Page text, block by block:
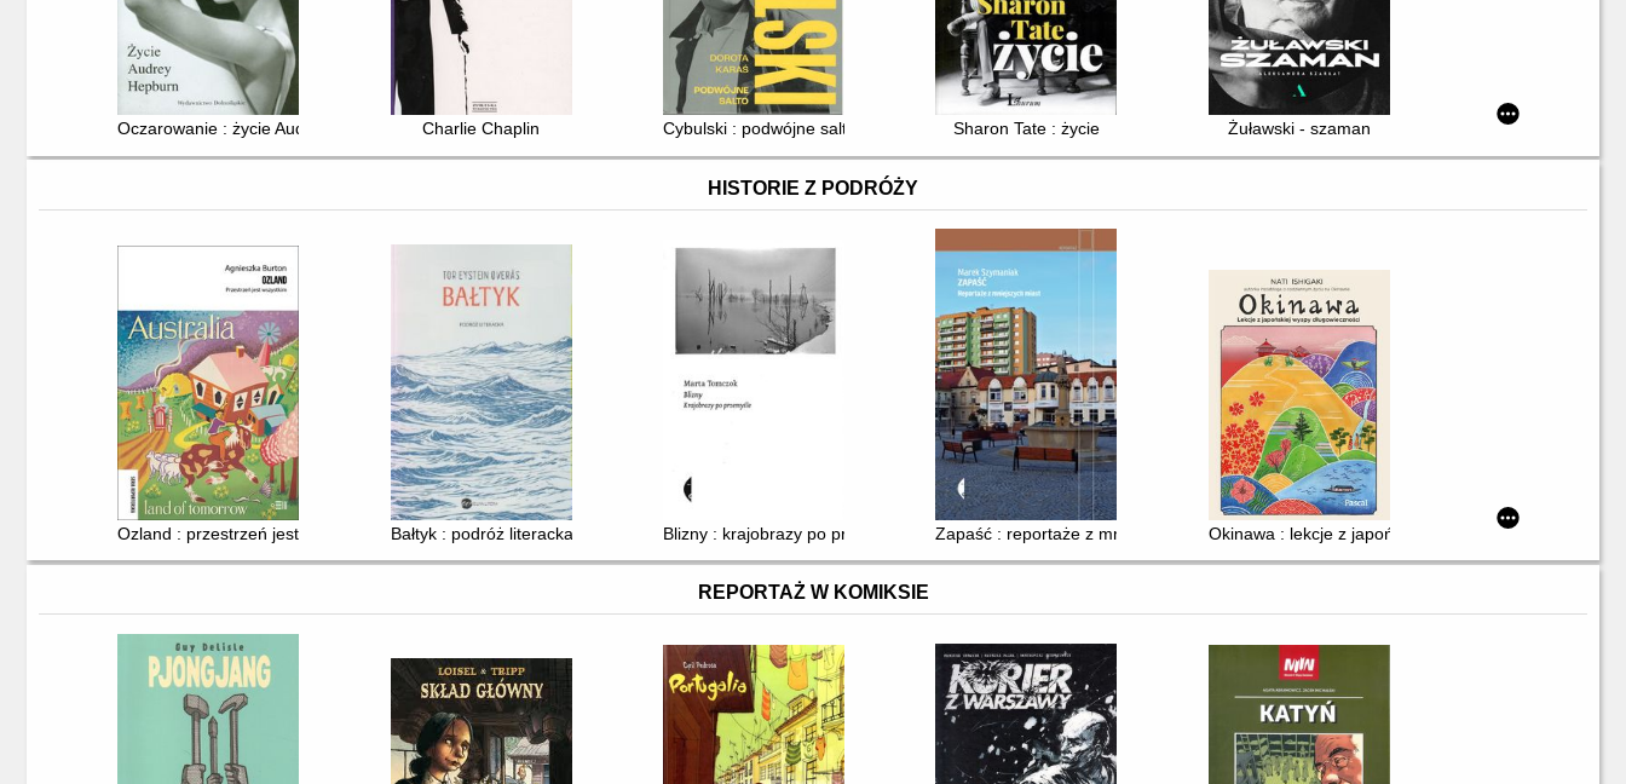
Oczarowanie : życie Audrey Hepburn Charlie Chaplin Cybulski : podwójne salto Sharon Tate : życie Żuławski - szaman
HISTORIE Z PODRÓŻY
Ozland : przestrzeń jest wszystkim Bałtyk : podróż literacka Blizny : krajobrazy po przemyśle Zapaść : reportaże z mniejszych miastOkinawa : lekcje z japońskiej wyspy długowieczności
REPORTAŻ W KOMIKSIE